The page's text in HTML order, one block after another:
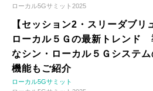
ローカル5Gサミット2025
【セッション2・スリーダブリ
ローカル５Ｇの最新トレンド
なシン・ローカル５Ｇシステ
機能もご紹介
ローカル5Gサミット